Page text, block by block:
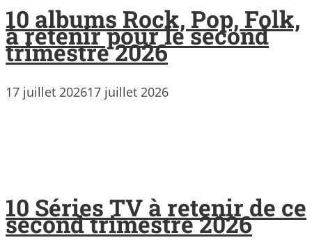
10 albums Rock, Pop, Folk,
à retenir pour le second
trimestre 2026
17 juillet 202617 juillet 2026
10 Séries TV à retenir de ce
second trimestre 2026